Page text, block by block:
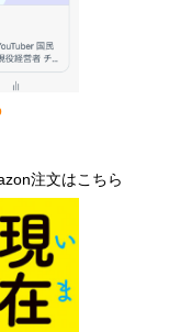
注文はこちら